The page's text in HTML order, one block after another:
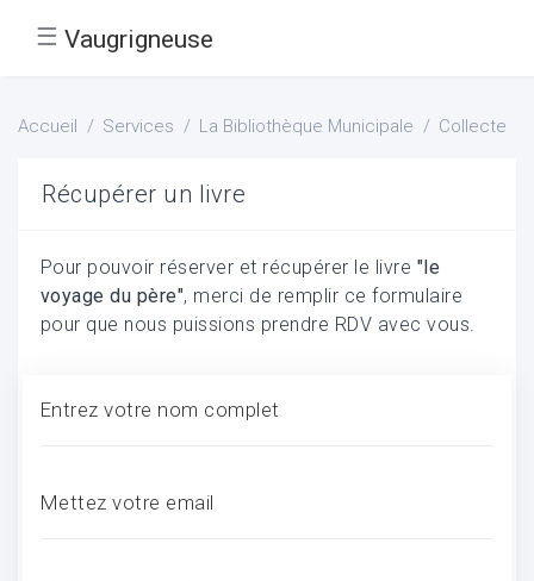
☰ Vaugrigneuse
Accueil Services La Bibliothèque Municipale Collecte
Récupérer un livre
Pour pouvoir réserver et récupérer le livre "le
voyage du père", merci de remplir ce formulaire
pour que nous puissions prendre RDV avec vous.
Entrez votre nom complet
Mettez votre email